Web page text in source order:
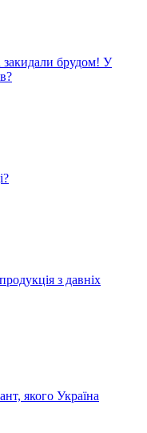
закидали брудом! У
з давніх
якого Україна